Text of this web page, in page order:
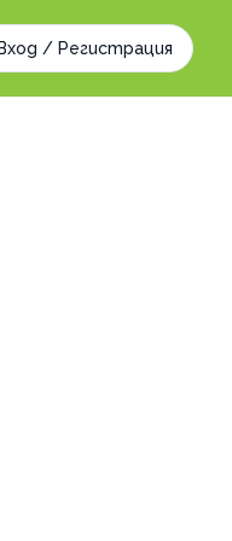
Вход / Регистрация